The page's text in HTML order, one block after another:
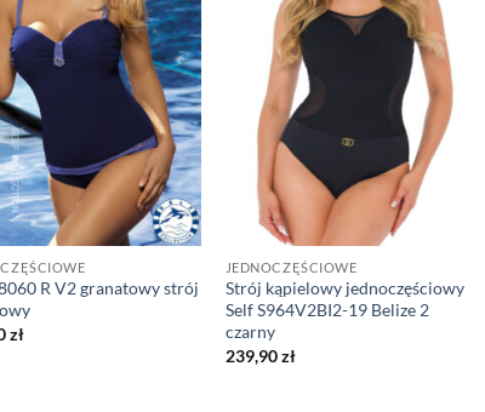
R V2 granatowy strój
zł
JEDNOCZĘŚCIOWE
Strój kąpielowy jednoczęściowy
Self S964V2BI2-19 Belize 2
czarny
239,90zł